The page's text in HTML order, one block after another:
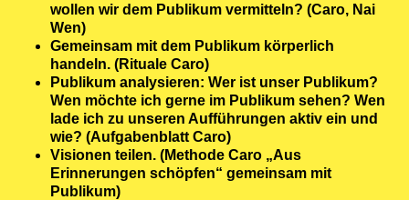
wollen wir dem Publikum vermitteln? (Caro, Nai
Wen)
Gemeinsam mit dem Publikum körperlich
handeln. (Rituale Caro)
Publikum analysieren: Wer ist unser Publikum?
Wen möchte ich gerne im Publikum sehen? Wen
lade ich zu unseren Aufführungen aktiv ein und
wie? (Aufgabenblatt Caro)
Visionen teilen. (Methode Caro „Aus
Erinnerungen schöpfen“ gemeinsam mit
Publikum)